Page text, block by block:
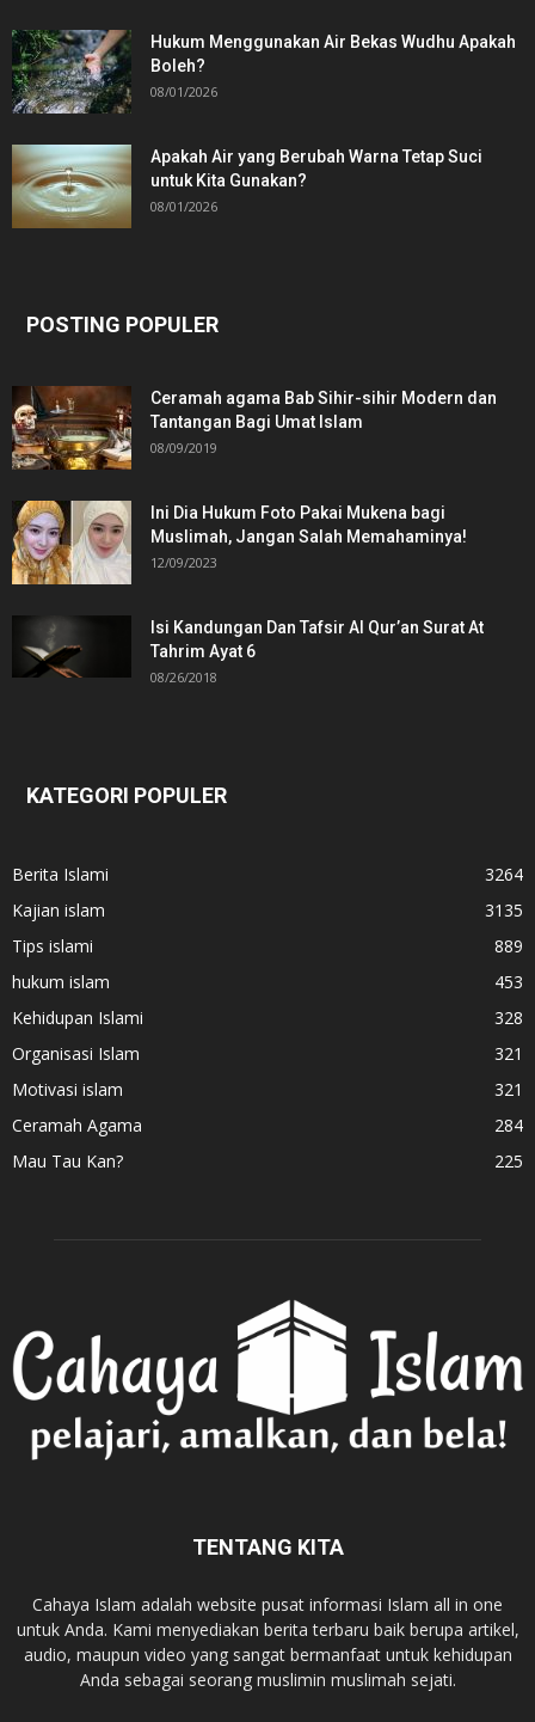
Hukum Menggunakan Air Bekas Wudhu Apakah
Boleh?
08/01/2026
Apakah Air yang Berubah Warna Tetap Suci
untuk Kita Gunakan?
08/01/2026
POSTING POPULER
Ceramah agama Bab Sihir-sihir Modern dan
Tantangan Bagi Umat Islam
08/09/2019
Ini Dia Hukum Foto Pakai Mukena bagi
Muslimah, Jangan Salah Memahaminya!
12/09/2023
Isi Kandungan Dan Tafsir Al Qur’an Surat At
Tahrim Ayat 6
08/26/2018
KATEGORI POPULER
Berita Islami
3264
Kajian islam
3135
Tips islami
889
hukum islam
453
Kehidupan Islami
328
Organisasi Islam
321
Motivasi islam
321
Ceramah Agama
284
Mau Tau Kan?
225
TENTANG KITA
Cahaya Islam adalah website pusat informasi Islam all in one
untuk Anda. Kami menyediakan berita terbaru baik berupa artikel,
audio, maupun video yang sangat bermanfaat untuk kehidupan
Anda sebagai seorang muslimin muslimah sejati.